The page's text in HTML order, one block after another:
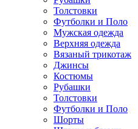
Толстовки
Футболки и Поло
Мужская одежда
Верхняя одежда
Вязаный трикотаж
Джинсы
Костюмы
Рубашки
Толстовки
Футболки и Поло
Шорты